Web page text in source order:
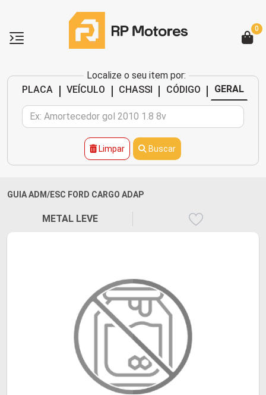
Localize o seu item por:
PLACA
| VEÍCULO | CHASSI | CÓDIGO | GERAL
Limpar Buscar
0
GUIA ADM/ESC FORD CARGO ADAP
METAL LEVE